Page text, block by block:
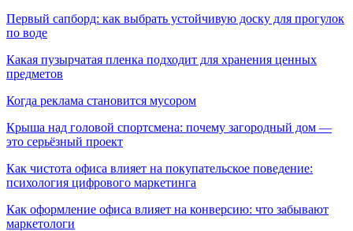
Первый сапборд: как выбрать устойчивую доску для прогулок
по воде
Какая пузырчатая пленка подходит для хранения ценных
предметов
Когда реклама становится мусором
Крыша над головой спортсмена: почему загородный дом —
это серьёзный проект
Как чистота офиса влияет на покупательское поведение:
психология цифрового маркетинга
Как оформление офиса влияет на конверсию: что забывают
маркетологи